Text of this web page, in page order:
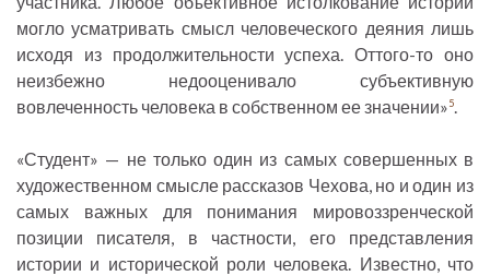
могло усматривать смысл человеческого деяния лишь
исходя из продолжительности успеха. Оттого-то оно
неизбежно недооценивало субъективную
вовлеченность человека в собственном ее значении»5.
«Студент» — не только один из самых совершенных в
художественном смысле рассказов Чехова, но и один из
самых важных для понимания мировоззренческой
позиции писателя, в частности, его представления
истории и исторической роли человека. Известно, что